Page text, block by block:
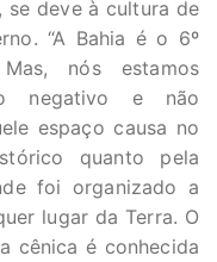
se deve à cultura de
“A Bahia é o 6º
nós estamos
negativo e não
espaço causa no
quanto pela
foi organizado a
lugar da Terra. O
cênica é conhecida